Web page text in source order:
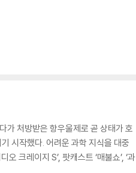
가 처방받은 항우울제로 곧 상태가 호
시작했다. 어려운 과학 지식을 대중
크레이지 S’, 팟캐스트 ‘매불쇼’, ‘과